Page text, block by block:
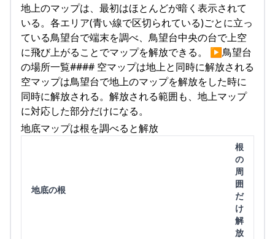
地上のマップは、最初はほとんどが暗く表示されて
いる。各エリア(青い線で区切られている)ごとに立っ
ている鳥望台で端末を調べ、鳥望台中央の台で上空
に飛び上がることでマップを解放できる。 ▶鳥望台
の場所一覧#### 空マップは地上と同時に解放される
空マップは鳥望台で地上のマップを解放をした時に
同時に解放される。解放される範囲も、地上マップ
に対応した部分だけになる。
地底マップは根を調べると解放
地底の根
根
の
周
囲
だ
け
解
放